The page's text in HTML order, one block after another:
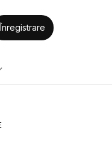
Înregistrare